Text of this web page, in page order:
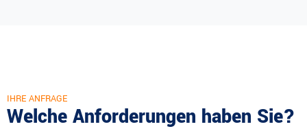
IHRE ANFRAGE
Welche Anforderungen haben Sie?